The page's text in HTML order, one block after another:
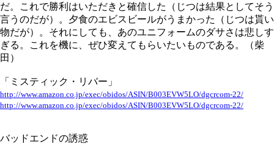
だ。これで勝利はいただきと確信した（じつは結果としてそう
言うのだが）。夕食のエビスビールがうまかった（じつは貰い
物だが）。それにしても、あのユニフォームのダサさは悲しす
ぎる。これを機に、ぜひ変えてもらいたいものである。（柴
田）
「ミスティック・リバー」
http://www.amazon.co.jp/exec/obidos/ASIN/B003EVW5LO/dgcrcom-22/
http://www.amazon.co.jp/exec/obidos/ASIN/B003EVW5LO/dgcrcom-22/
バッドエンドの誘惑